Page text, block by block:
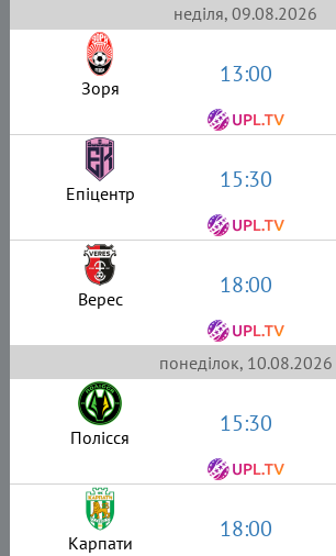
неділя, 09.08.2026
Зоря 13:00
Епіцентр 15:30
Верес 18:00
понеділок, 10.08.2026
Полісся 15:30
Карпати 18:00